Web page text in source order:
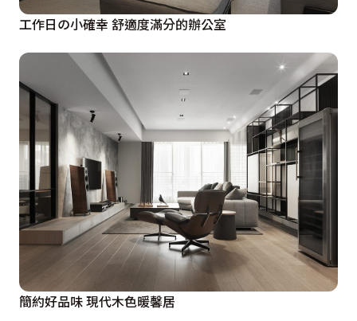
工作日の小確幸 舒適度滿分的辦公室
簡約好品味 現代木色暖馨居